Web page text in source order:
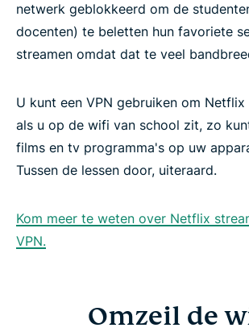
netwerk geblokkeerd om de
docenten) te beletten hun favoriete
streamen omdat dat te veel
U kunt een VPN gebruiken om
als u op de wifi van school zit, zo
films en tv programma's op uw
Tussen de lessen door, uiteraard.
Kom meer te weten over Netflix
VPN.
Omzeil de